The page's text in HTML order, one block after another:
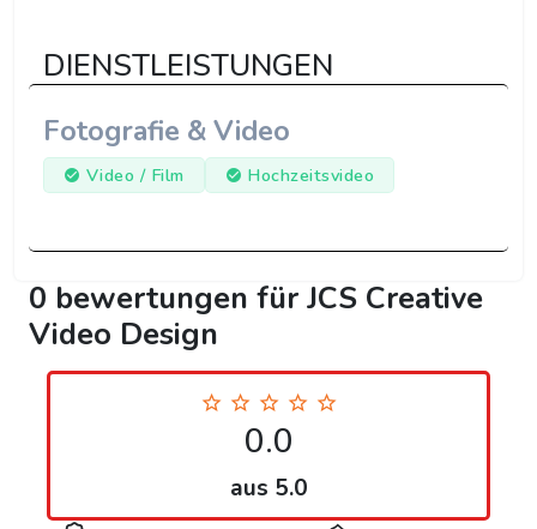
DIENSTLEISTUNGEN
Fotografie & Video
Video / Film Hochzeitsvideo
0 bewertungen für JCS Creative
Video Design
0.0
aus 5.0